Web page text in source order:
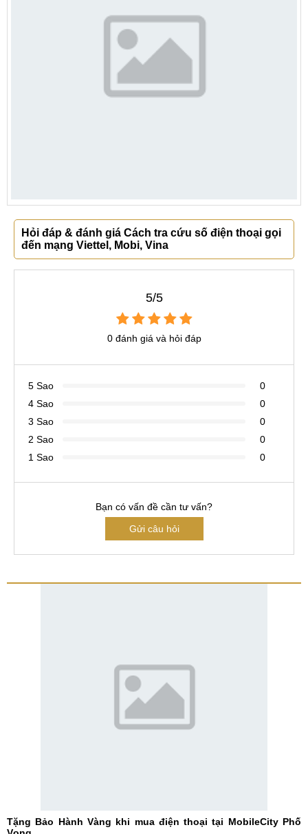
Hỏi đáp & đánh giá Cách tra cứu số điện thoại gọi
đến mạng Viettel, Mobi, Vina
5/5
0 đánh giá và hỏi đáp
5 Sao
0
4 Sao
0
3 Sao
0
2 Sao
0
1 Sao
0
Bạn có vấn đề cần tư vấn?
Gửi câu hỏi
Tặng Bảo Hành Vàng khi mua điện thoại tại MobileCity Phố